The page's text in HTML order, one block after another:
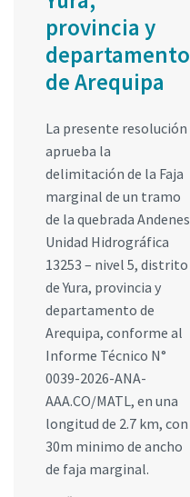
provincia y
departamento
de Arequipa
La presente resolución
aprueba la
delimitación de la Faja
marginal de un tramo
de la quebrada Andenes
Unidad Hidrográfica
13253 – nivel 5, distrito
de Yura, provincia y
departamento de
Arequipa, conforme al
Informe Técnico N°
0039-2026-ANA-
AAA.CO/MATL, en una
longitud de 2.7 km, con
30m minimo de ancho
de faja marginal.